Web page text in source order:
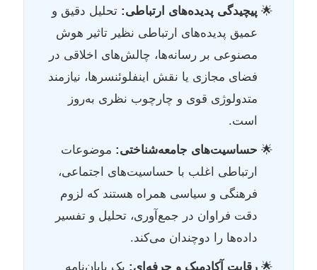
پیچیدگی پدیده‌های ارتباطی: تحلیل دقیق و
عمیق پدیده‌های ارتباطی نظیر تاثیر هوش
مصنوعی بر رسانه‌ها، چالش‌های اخلاقی در
فضای مجازی یا نقش اینفلوئنسرها، نیازمند
متدولوژی قوی و چارچوب نظری به‌روز
است.
حساسیت‌های جامعه‌شناختی: موضوعات
ارتباطی اغلب با حساسیت‌های اجتماعی،
فرهنگی و سیاسی همراه هستند که لزوم
دقت فراوان در جمع‌آوری، تحلیل و تفسیر
داده‌ها را دوچندان می‌کند.
رقابت آکادمیک و حرفه‌ای: یک پایان‌نامه